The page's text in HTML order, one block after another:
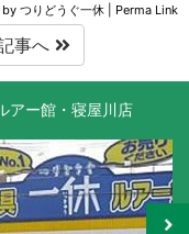
by つりどうぐ一休 Perma Link
事へ
賀守山店